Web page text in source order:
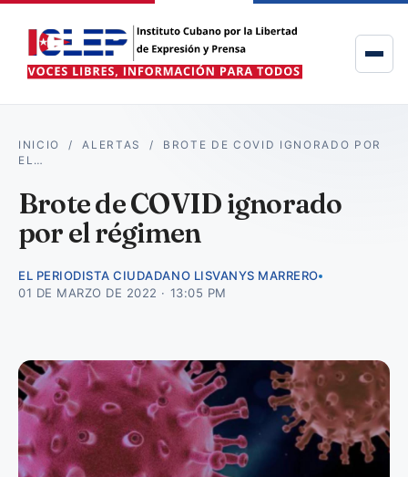
INICIO /ALERTAS / BROTE DE COVID IGNORADO POR
EL…
Brote de COVID ignorado
por el régimen
EL PERIODISTA CIUDADANO LISVANYS MARRERO
01 DE MARZO DE 2022 · 13:05 PM